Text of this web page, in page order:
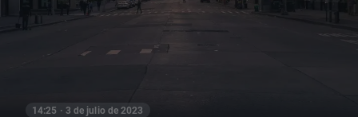
14:25 · 3 de julio de 2023